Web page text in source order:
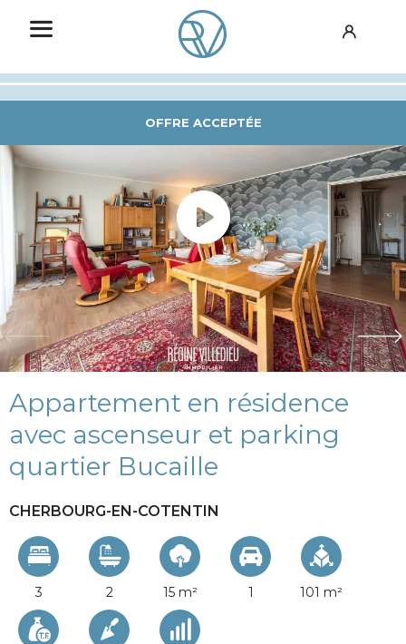
OFFRE ACCEPTÉE
Appartement en résidence
avec ascenseur et parking
quartier Bucaille
CHERBOURG-EN-COTENTIN
3 2 15 m² 1 101 m²